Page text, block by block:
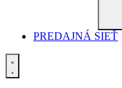
PREDAJNÁ SIEŤ